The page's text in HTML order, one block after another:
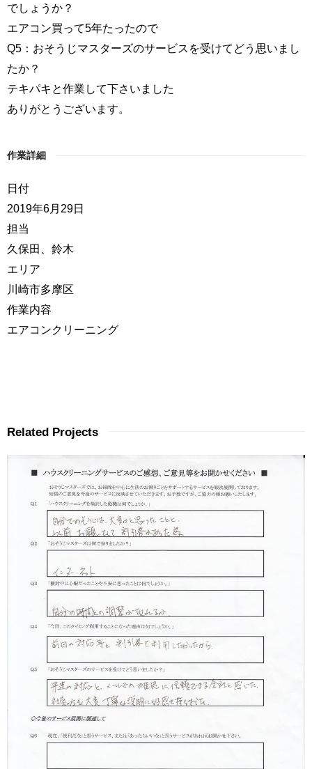
でしょうか？
エアコン買って5年たったので
Q5：おそうじマスターズのサービスを受けてどう思いまし
たか？
テキパキと作業して下さいました
ありがとうございます。
作業詳細
日付
2019年6月29日
担当
久保田、鈴木
エリア
川崎市多摩区
作業内容
エアコンクリーニング
Related Projects